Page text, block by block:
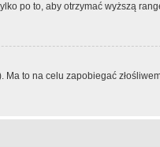
po to, aby otrzymać wyższą
to na celu zapobiegać